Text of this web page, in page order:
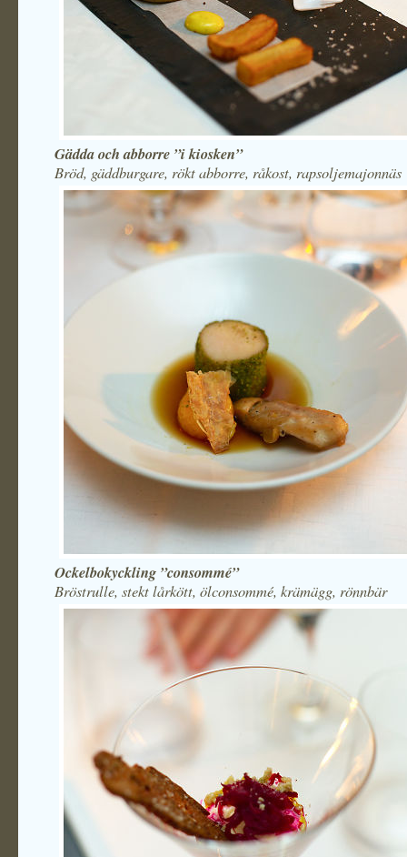
Gädda och abborre ”i kiosken”
Bröd, gäddburgare, rökt abborre, råkost, rapsoljemajonnäs
Ockelbokyckling ”consommé”
Bröstrulle, stekt lårkött, ölconsommé, krämägg, rönnbär